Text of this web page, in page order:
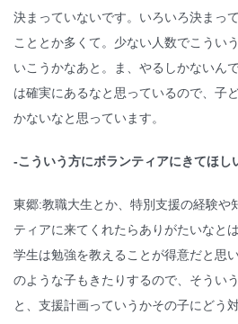
決まっていないです。いろいろ決まっ
こととか多くて。少ない人数でこうい
いこうかなあと。ま、やるしかないん
は確実にあるなと思っているので、子
かないなと思っています。
-こういう方にボランティアにきてほし
東郷:教職大生とか、特別支援の経験や
ティアに来てくれたらありがたいなと
学生は勉強を教えることが得意だと思
のような子もきたりするので、そうい
と、支援計画っていうかその子にどう